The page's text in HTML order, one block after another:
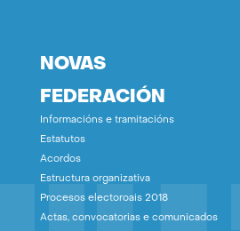
NOVAS
FEDERACIÓN
Informacións e tramitacións
Estatutos
Acordos
Estructura organizativa
Procesos electoroais 2018
Actas, convocatorias e comunicados